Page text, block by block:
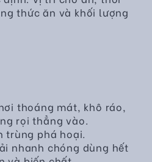
thức ăn và khối lượng
thoáng mát, khô ráo,
rọi thẳng vào.
trùng phá hoại.
nhanh chóng dùng hết